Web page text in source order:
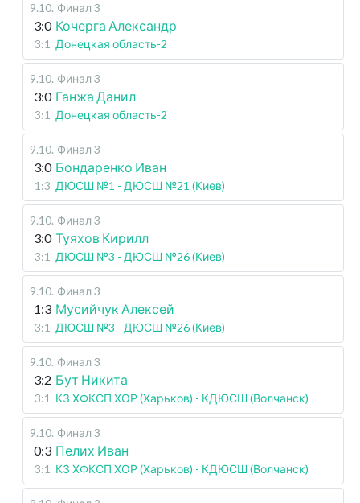
9.10. Финал 3
3:0 Кочерга Александр
3:1 Донецкая область-2
9.10. Финал 3
3:0 Ганжа Данил
3:1 Донецкая область-2
9.10. Финал 3
3:0 Бондаренко Иван
1:3 ДЮСШ №1 - ДЮСШ №21 (Киев)
9.10. Финал 3
3:0 Туяхов Кирилл
3:1 ДЮСШ №3 - ДЮСШ №26 (Киев)
9.10. Финал 3
1:3 Мусийчук Алексей
3:1 ДЮСШ №3 - ДЮСШ №26 (Киев)
9.10. Финал 3
3:2 Бут Никита
3:1 КЗ ХФКСП ХОР (Харьков) - КДЮСШ (Волчанск)
9.10. Финал 3
0:3 Пелих Иван
3:1 КЗ ХФКСП ХОР (Харьков) - КДЮСШ (Волчанск)